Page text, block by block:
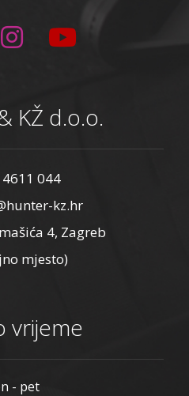
KŽ d.o.o.
044
kz.hr
4, Zagreb
mjesto)
vrijeme
- pet